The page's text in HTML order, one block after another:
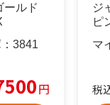
ールド
3841
円
ジ
ピ
マ
税